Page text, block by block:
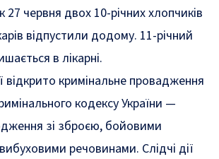
червня двох 10-річних хлопчиків
відпустили додому. 11-річний
в лікарні.
відкрито кримінальне провадження
кодексу України —
зі зброєю, бойовими
речовинами. Слідчі дії